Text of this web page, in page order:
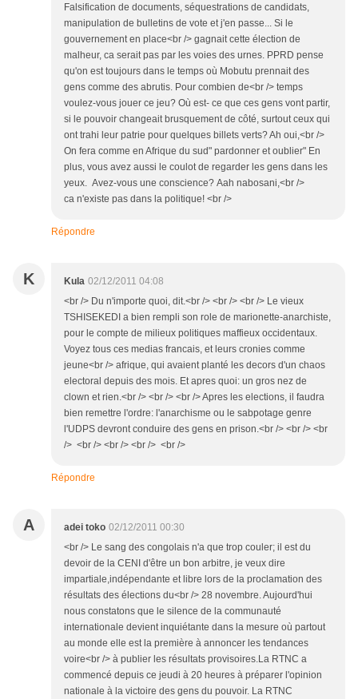
Falsification de documents, séquestrations de candidats,
manipulation de bulletins de vote et j'en passe... Si le
gouvernement en place<br /> gagnait cette élection de
malheur, ca serait pas par les voies des urnes. PPRD pense
qu'on est toujours dans le temps où Mobutu prennait des
gens comme des abrutis. Pour combien de<br /> temps
voulez-vous jouer ce jeu? Où est- ce que ces gens vont partir,
si le pouvoir changeait brusquement de côté, surtout ceux qui
ont trahi leur patrie pour quelques billets verts? Ah oui,<br />
On fera comme en Afrique du sud" pardonner et oublier" En
plus, vous avez aussi le coulot de regarder les gens dans les
yeux. Avez-vous une conscience? Aah nabosani,<br />
ca n'existe pas dans la politique! <br />
Répondre
K Kula 02/12/2011 04:08
<br /> Du n'importe quoi, dit.<br /> <br /> <br /> Le vieux
TSHISEKEDI a bien rempli son role de marionette-anarchiste,
pour le compte de milieux politiques maffieux occidentaux.
Voyez tous ces medias francais, et leurs cronies comme
jeune<br /> afrique, qui avaient planté les decors d'un chaos
electoral depuis des mois. Et apres quoi: un gros nez de
clown et rien.<br /> <br /> <br /> Apres les elections, il faudra
bien remettre l'ordre: l'anarchisme ou le sabpotage genre
l'UDPS devront conduire des gens en prison.<br /> <br /> <br
/> <br /> <br /> <br /> <br />
Répondre
A adei toko 02/12/2011 00:30
<br /> Le sang des congolais n'a que trop couler; il est du
devoir de la CENI d'être un bon arbitre, je veux dire
impartiale,indépendante et libre lors de la proclamation des
résultats des élections du<br /> 28 novembre. Aujourd'hui
nous constatons que le silence de la communauté
internationale devient inquiétante dans la mesure où partout
au monde elle est la première à annoncer les tendances
voire<br /> à publier les résultats provisoires.La RTNC a
commencé depuis ce jeudi à 20 heures à préparer l'opinion
nationale à la victoire des gens du pouvoir. La RTNC